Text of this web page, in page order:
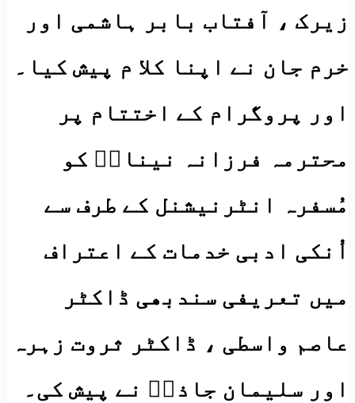
زیرک ، آفتاب بابر ہاشمی اور
خرم جان نے اپنا کلا م پیش کیا۔
اور پروگرام کے اختتام پر
محترمہ فرزانہ نیناںؔ کو
مُسفرہ انٹرنیشنل کے طرف سے
اُنکی ادبی خدمات کے اعتراف
میں تعریفی سندبھی ڈاکٹر
عاصم واسطی ، ڈاکٹر ثروت زہرہ
اور سلیمان جاذبؔ نے پیش کی۔